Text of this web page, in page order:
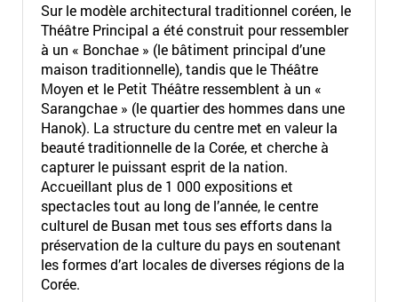
Sur le modèle architectural traditionnel coréen, le
Théâtre Principal a été construit pour ressembler
à un « Bonchae » (le bâtiment principal d’une
maison traditionnelle), tandis que le Théâtre
Moyen et le Petit Théâtre ressemblent à un «
Sarangchae » (le quartier des hommes dans une
Hanok). La structure du centre met en valeur la
beauté traditionnelle de la Corée, et cherche à
capturer le puissant esprit de la nation.
Accueillant plus de 1 000 expositions et
spectacles tout au long de l’année, le centre
culturel de Busan met tous ses efforts dans la
préservation de la culture du pays en soutenant
les formes d’art locales de diverses régions de la
Corée.